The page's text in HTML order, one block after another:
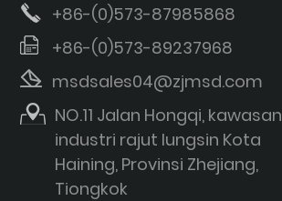
+86-(0)573-87985868
+86-(0)573-89237968
msdsales04@zjmsd.com
NO.11 Jalan Hongqi, kawasan
industri rajut lungsin Kota
Haining, Provinsi Zhejiang,
Tiongkok